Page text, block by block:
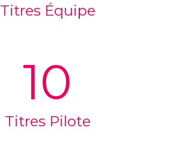
Titres Équipe
10
Titres Pilote